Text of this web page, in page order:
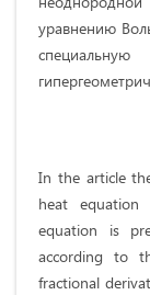
уравнению
In the article
heat
equation is
according to
fractional